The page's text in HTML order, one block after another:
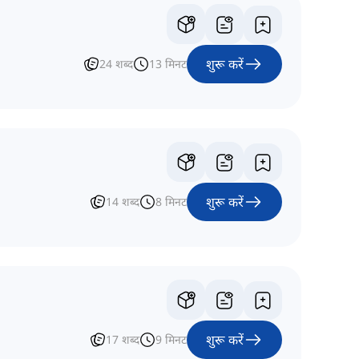
24 शब्द 13 मिनट शुरू करें
14 शब्द 8 मिनट शुरू करें
17 शब्द 9 मिनट शुरू करें